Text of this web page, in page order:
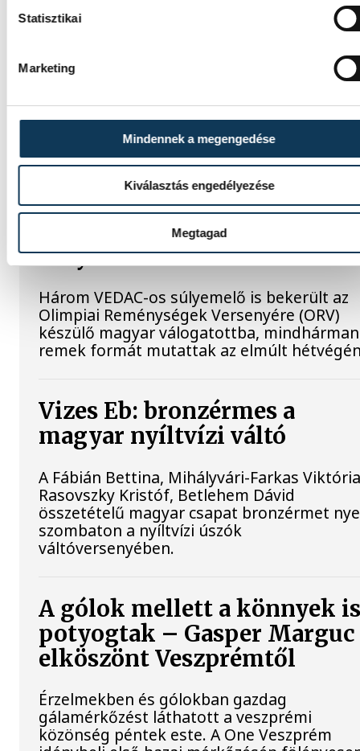
Statisztikai
Marketing
Mindennek a megengedése
Kiválasztás engedélyezése
Megtagad
veszprémi Tinker Labsben. Videónkban
Balassa Marietta, a központ vezetője
természettudományok megismerését.
SPORT
Súlyos sikerek küszöbén
Három VEDAC-os súlyemelő is bekerült az
Olimpiai Reménységek Versenyére (ORV)
készülő magyar válogatottba, mindhárman
remek formát mutattak az elmúlt
Vizes Eb: bronzérmes a
magyar nyíltvízi váltó
A Fábián Bettina, Mihályvári-Farkas
Rasovszky Kristóf, Betlehem Dávid
összetételű magyar csapat bronzérmet
szombaton a nyíltvízi úszók
váltóversenyében.
A gólok mellett a könnyek
potyogtak – Gasper Marguc
elköszönt Veszprémtől
Érzelmekben és gólokban gazdag
gálamérkőzést láthatott a veszprémi
közönség péntek este. A One Veszprém